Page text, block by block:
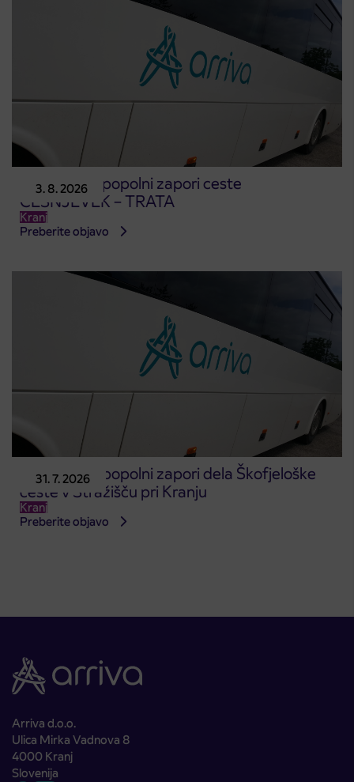
3. 8. 2026
Obvestilo o popolni zapori ceste
ČEŠNJEVEK – TRATA
Kranj
Preberite objavo
31. 7. 2026
Obvestilo o popolni zapori dela Škofjeloške
ceste v Stražišču pri Kranju
Kranj
Preberite objavo
Arriva d.o.o.
Ulica Mirka Vadnova 8
4000 Kranj
Slovenija